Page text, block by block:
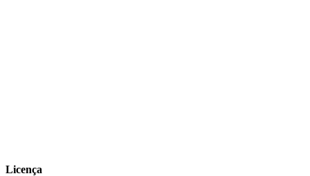
Licença